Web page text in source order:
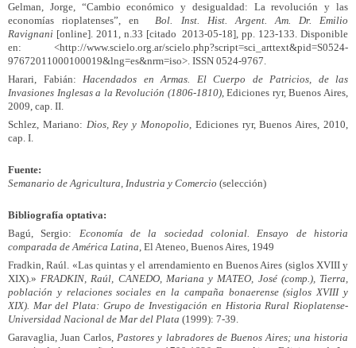
Gelman, Jorge, “Cambio económico y desigualdad: La revolución y las
economías rioplatenses”, en
Bol. Inst. Hist. Argent. Am. Dr. Emilio
Ravignani [online]. 2011, n.33 [citado 2013-05-18], pp. 123-133. Disponible
en: <http://www.scielo.org.ar/scielo.php?script=sci_arttext&pid=S0524-
97672011000100019&lng=es&nrm=iso>. ISSN 0524-9767.
Harari, Fabián: Hacendados en Armas. El Cuerpo de Patricios, de las
Invasiones Inglesas a la Revolución (1806-1810), Ediciones ryr, Buenos Aires,
2009, cap. II.
Schlez, Mariano: Dios, Rey y Monopolio, Ediciones ryr, Buenos Aires, 2010,
cap. I.
Fuente:
Semanario de Agricultura, Industria y Comercio (selección)
Bibliografía optativa:
Bagú, Sergio: Economía de la sociedad colonial. Ensayo de historia
comparada de América Latina, El Ateneo, Buenos Aires, 1949
Fradkin, Raúl. «Las quintas y el arrendamiento en Buenos Aires (siglos XVIII y
XIX).»FRADKIN, Raúl, CANEDO, Mariana y MATEO, José (comp.), Tierra,
población y relaciones sociales en la campaña bonaerense (siglos XVIII y
XIX). Mar del Plata: Grupo de Investigación en Historia Rural Rioplatense-
Universidad Nacional de Mar del Plata (1999): 7-39.
Garavaglia, Juan Carlos,Pastores y labradores de Buenos Aires; una historia